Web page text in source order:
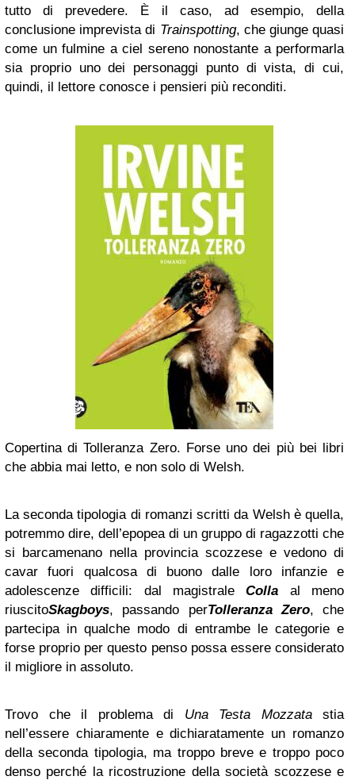
tutto di prevedere. È il caso, ad esempio, della
conclusione imprevista di Trainspotting, che giunge quasi
come un fulmine a ciel sereno nonostante a performarla
sia proprio uno dei personaggi punto di vista, di cui,
quindi, il lettore conosce i pensieri più reconditi.
Copertina di Tolleranza Zero. Forse uno dei più bei libri
che abbia mai letto, e non solo di Welsh.
La seconda tipologia di romanzi scritti da Welsh è quella,
potremmo dire, dell’epopea di un gruppo di ragazzotti che
si barcamenano nella provincia scozzese e vedono di
cavar fuori qualcosa di buono dalle loro infanzie e
adolescenze difficili: dal magistraleColla al meno
riuscitoSkagboys, passando perTolleranza Zero, che
partecipa in qualche modo di entrambe le categorie e
forse proprio per questo penso possa essere considerato
il migliore in assoluto.
Trovo che il problema di Una Testa Mozzatastia
nell’essere chiaramente e dichiaratamente un romanzo
della seconda tipologia, ma troppo breve e troppo poco
denso perché la ricostruzione della società scozzese e